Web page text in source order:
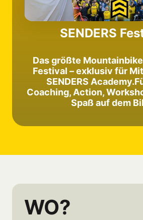
SENDERS
Das größte
Festival – exklusiv für
SENDERS
Coaching, Action,
Spaß auf dem
WO?